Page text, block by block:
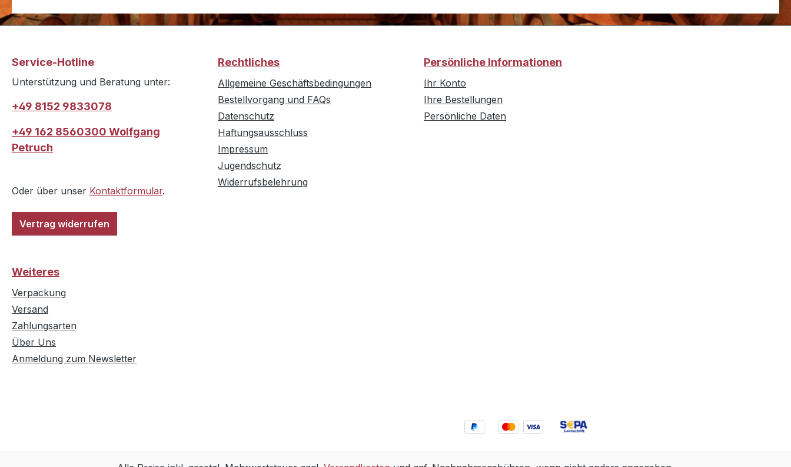
Service-Hotline
Unterstützung und Beratung unter:
+49 8152 9833078
+49 162 8560300 Wolfgang
Petruch
Oder über unser Kontaktformular.
Vertrag widerrufen
Rechtliches
Allgemeine Geschäftsbedingungen
Bestellvorgang und FAQs
Datenschutz
Haftungsausschluss
Impressum
Jugendschutz
Widerrufsbelehrung
Persönliche Informationen
Ihr Konto
Ihre Bestellungen
Persönliche Daten
Weiteres
Verpackung
Versand
Zahlungsarten
Über Uns
Anmeldung zum Newsletter